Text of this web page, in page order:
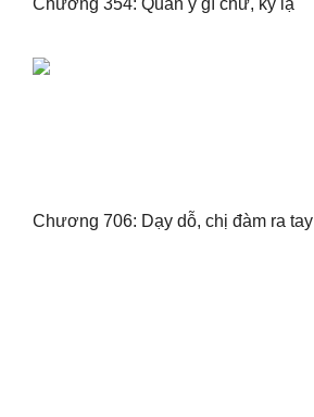
Chương 706: Dạy dỗ, chị đàm ra tay